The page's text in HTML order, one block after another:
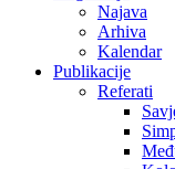
Najava
Arhiva
Kalendar
Publikacije
Referati